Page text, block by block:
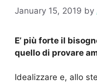
January 15, 2019 by
E’ più forte il
quello di provare
Idealizzare e, allo